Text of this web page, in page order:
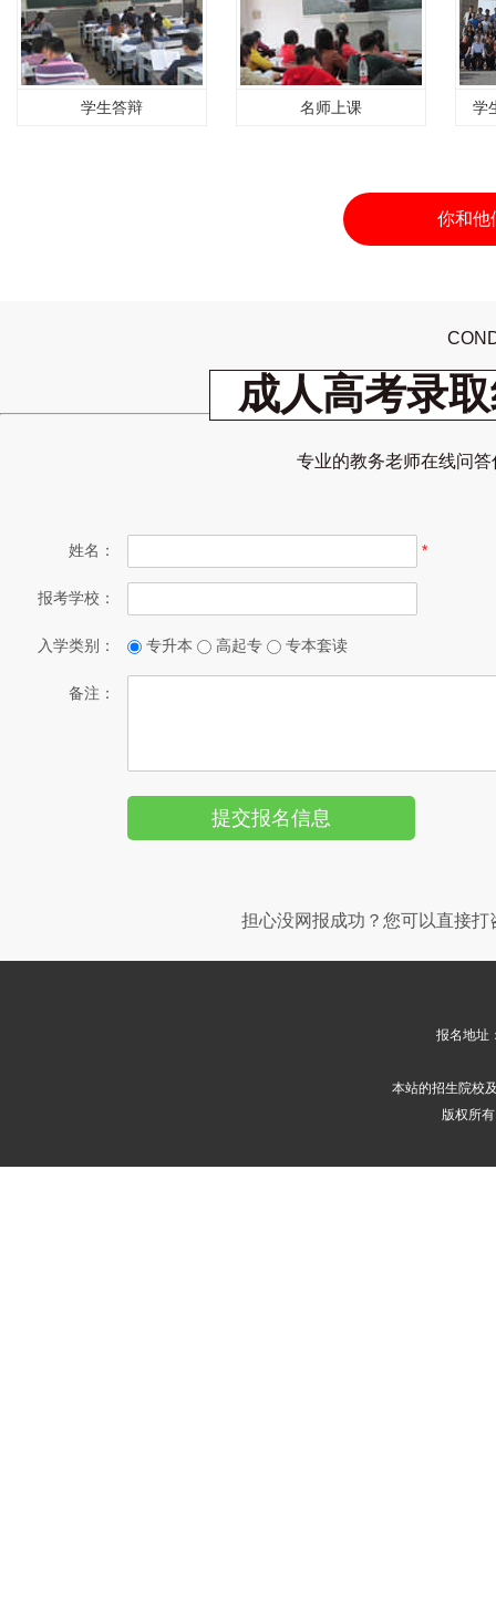
学生答辩 名师上课 学
你和他
成人高考录
专业的教务老师在线问
姓名： *
报考学校：
入学类别： 专升本 高起专 专本套读
备注：
担心没网报成功？您可以直接
报名地址
本站的招生院校
版权所